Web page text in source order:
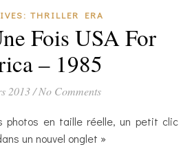
THRILLER ERA
Fois USA For
– 1985
2013 / No Comments
un nouvel onglet »